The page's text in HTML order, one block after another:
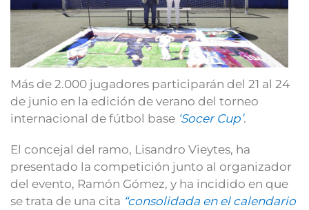
Más de 2.000 jugadores participarán del 21 al 24
de junio en la edición de verano del torneo
internacional de fútbol base ‘Socer Cup’.
El concejal del ramo, Lisandro Vieytes, ha
presentado la competición junto al organizador
del evento, Ramón Gómez, y ha incidido en que
se trata de una cita “consolidada en el calendario